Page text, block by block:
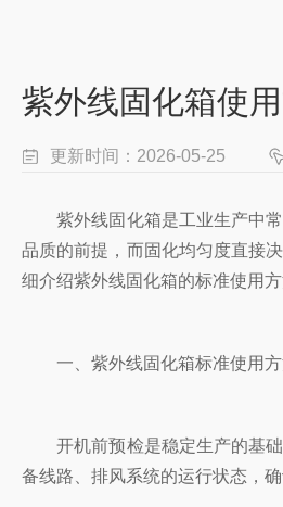
紫外线固化箱使
更新时间：2026-05-25
紫外线固化箱是工业生产中常
品质的前提，而固化均匀度直接
细介绍紫外线固化箱的标准使用
一、紫外线固化箱标准使用
开机前预检是稳定生产的基础
备线路、排风系统的运行状态，